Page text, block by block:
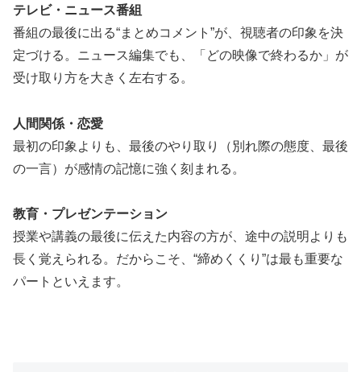
テレビ・ニュース番組
番組の最後に出る“まとめコメント”が、視聴者の印象を決
定づける。ニュース編集でも、「どの映像で終わるか」が
受け取り方を大きく左右する。
人間関係・恋愛
最初の印象よりも、最後のやり取り（別れ際の態度、最後
の一言）が感情の記憶に強く刻まれる。
教育・プレゼンテーション
授業や講義の最後に伝えた内容の方が、途中の説明よりも
長く覚えられる。だからこそ、“締めくくり”は最も重要な
パートといえます。